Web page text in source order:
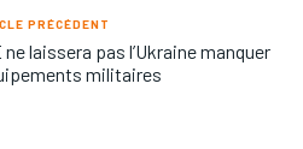
PRÉCÉDENT
ne laissera pas l’Ukraine manquer
militaires